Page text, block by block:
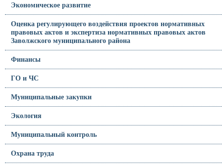
Экономическое развитие
Оценка регулирующего воздействия проектов нормативных
правовых актов и экспертиза нормативных правовых актов
Заволжского муниципального района
Финансы
ГО и ЧС
Муниципальные закупки
Экология
Муниципальный контроль
Охрана труда